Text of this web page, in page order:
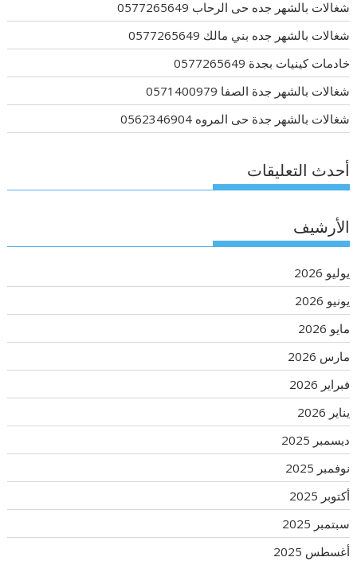
شغالات بالشهر جده حى الرحاب 0577265649
شغالات بالشهر جده بني مالك 0577265649
خادمات كينيات بجدة 0577265649
شغالات بالشهر جدة الصفا 0571400979
شغالات بالشهر جدة حى المروه 0562346904
أحدث التعليقات
الأرشيف
يوليو 2026
يونيو 2026
مايو 2026
مارس 2026
فبراير 2026
يناير 2026
ديسمبر 2025
نوفمبر 2025
أكتوبر 2025
سبتمبر 2025
أغسطس 2025